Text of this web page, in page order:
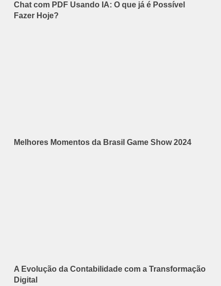
Chat com PDF Usando IA: O que já é Possível
Fazer Hoje?
Melhores Momentos da Brasil Game Show 2024
A Evolução da Contabilidade com a Transformação
Digital